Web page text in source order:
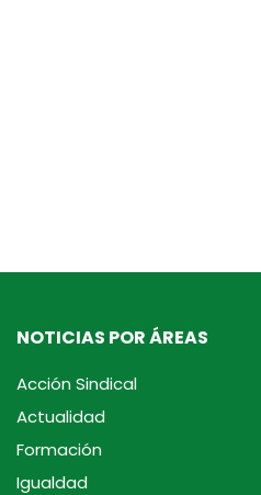
NOTICIAS POR ÁREAS
Acción Sindical
Actualidad
Formación
Igualdad